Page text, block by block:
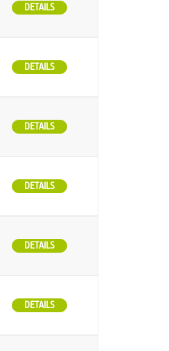
DETAILS
DETAILS
DETAILS
DETAILS
DETAILS
DETAILS